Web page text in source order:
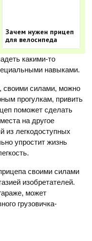
Зачем нужен прицеп
для велосипеда
какими-то
навыками.
своими силами, можно
прогулкам, привить
поможет сделать
на другое
из легкодоступных
упростит жизнь
своими силами
изобретателей.
может
грузовичка-